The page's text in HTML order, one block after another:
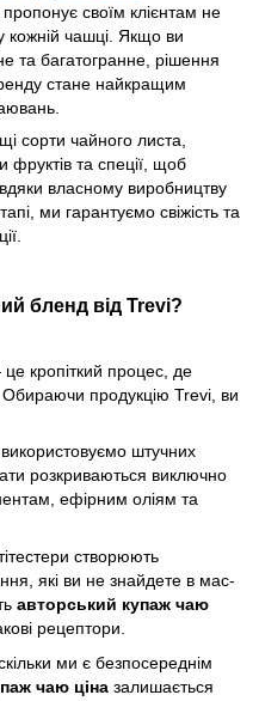
пропонує своїм клієнтам не
кожній чашці. Якщо ви
та багатогранне, рішення
стане найкращим
сорти чайного листа,
фруктів та спеції, щоб
власному виробництву
ми гарантуємо свіжість та
бленд від Trevi?
кропіткий процес, де
Обираючи продукцію Trevi, ви
штучних
розкриваються виключно
ефірним оліям та
створюють
які ви не знайдете в мас-
авторський купаж чаю
рецептори.
ми є безпосереднім
чаю ціна залишається